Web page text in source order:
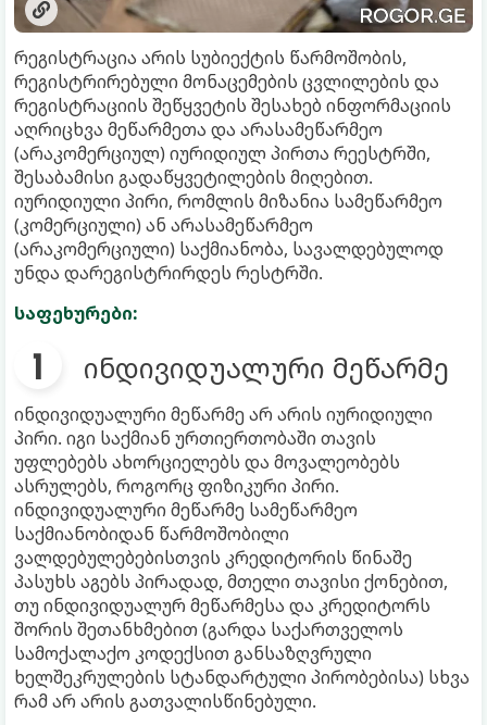
რეგისტრაცია არის სუბიექტის წარმოშობის,
რეგისტრირებული მონაცემების ცვლილების და
რეგისტრაციის შეწყვეტის შესახებ ინფორმაციის
აღრიცხვა მეწარმეთა და არასამეწარმეო
(არაკომერციულ) იურიდიულ პირთა რეესტრში,
შესაბამისი გადაწყვეტილების მიღებით.
იურიდიული პირი, რომლის მიზანია სამეწარმეო
(კომერციული) ან არასამეწარმეო
(არაკომერციული) საქმიანობა, სავალდებულოდ
უნდა დარეგისტრირდეს რესტრში.
საფეხურები:
ინდივიდუალური მეწარმე
ინდივიდუალური მეწარმე არ არის იურიდიული
პირი. იგი საქმიან ურთიერთობაში თავის
უფლებებს ახორციელებს და მოვალეობებს
ასრულებს, როგორც ფიზიკური პირი.
ინდივიდუალური მეწარმე სამეწარმეო
საქმიანობიდან წარმოშობილი
ვალდებულებებისთვის კრედიტორის წინაშე
პასუხს აგებს პირადად, მთელი თავისი ქონებით,
თუ ინდივიდუალურ მეწარმესა და კრედიტორს
შორის შეთანხმებით (გარდა საქართველოს
სამოქალაქო კოდექსით განსაზღვრული
ხელშეკრულების სტანდარტული პირობებისა) სხვა
რამ არ არის გათვალისწინებული.